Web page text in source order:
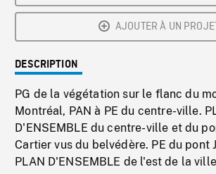
AJOUTER À UN
DESCRIPTION
PG de la végétation sur le flanc du
Montréal, PAN à PE du centre-ville.
D'ENSEMBLE du centre-ville et du
Cartier vus du belvédère. PE du pont
PLAN D'ENSEMBLE de l'est de la